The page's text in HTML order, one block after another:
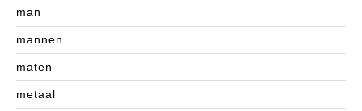
man
mannen
maten
metaal